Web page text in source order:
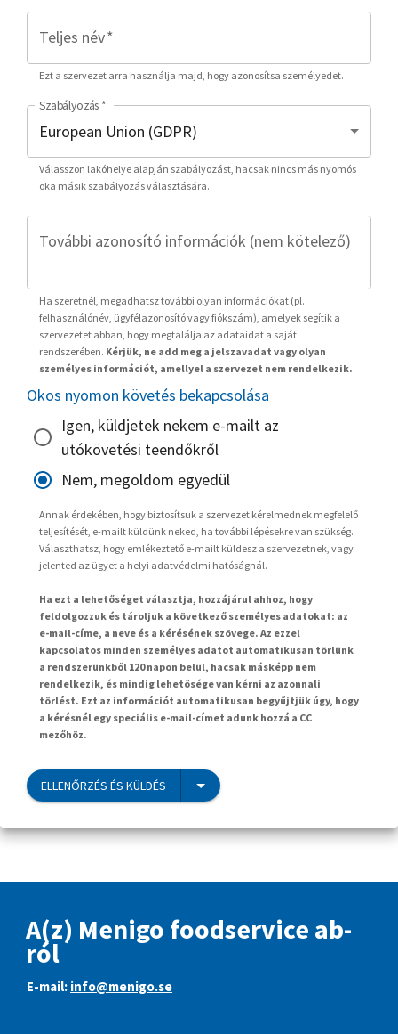
Teljes név*
Ezt a szervezet arra használja majd, hogy azonosítsa személyedet.
Szabályozás *
Válasszon lakóhelye alapján szabályozást, hacsak nincs más nyomós
oka másik szabályozás választására.
További azonosító információk (nem kötelező)
Ha szeretnél, megadhatsz további olyan információkat (pl.
felhasználónév, ügyfélazonosító vagy fiókszám), amelyek segítik a
szervezetet abban, hogy megtalálja az adataidat a saját
rendszerében. Kérjük, ne add meg a jelszavadat vagy olyan
személyes információt, amellyel a szervezet nem rendelkezik.
Okos nyomon követés bekapcsolása
Igen, küldjetek nekem e-mailt az
utókövetési teendőkről
Nem, megoldom egyedül
Annak érdekében, hogy biztosítsuk a szervezet kérelmednek megfelelő
teljesítését, e-mailt küldünk neked, ha további lépésekre van szükség.
Választhatsz, hogy emlékeztető e-mailt küldesz a szervezetnek, vagy
jelented az ügyet a helyi adatvédelmi hatóságnál.
Ha ezt a lehetőséget választja, hozzájárul ahhoz, hogy
feldolgozzuk és tároljuk a következő személyes adatokat: az
e-mail-címe, a neve és a kérésének szövege. Az ezzel
kapcsolatos minden személyes adatot automatikusan törlünk
a rendszerünkből 120 napon belül, hacsak másképp nem
rendelkezik, és mindig lehetősége van kérni az azonnali
törlést. Ezt az információt automatikusan begyűjtjük úgy, hogy
a kérésnél egy speciális e-mail-címet adunk hozzá a CC
mezőhöz.
ELLENŐRZÉS ÉS KÜLDÉS
A(z) Menigo foodservice ab-
ról
E-mail: info@menigo.se